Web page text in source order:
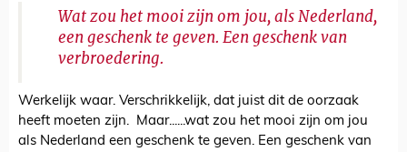
Wat zou het mooi zijn om jou, als Nederland,
een geschenk te geven. Een geschenk van
verbroedering.
Werkelijk waar. Verschrikkelijk, dat juist dit de oorzaak
heeft moeten zijn. Maar......wat zou het mooi zijn om jou
als Nederland een geschenk te geven. Een geschenk van